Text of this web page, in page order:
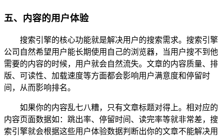
五、内容的用户体验
搜索引擎的核心功能就是解决用户的搜索需求。搜索引擎
公司自然希望用户能长期使用自己的浏览器，当用户搜不到他
需要的内容的时候，用户就会自然流失。文章的内容质量、排
版、可读性、加载速度等方面都会影响用户满意度和停留时
间，从而影响排名。
如果你的内容乱七八糟，只有文章标题对得上。相对应的
内容页面数据如：跳出率、停留时间、读完率等就非常差，搜
索引擎就会根据这些用户体验数据判断出你的文章不能解决用